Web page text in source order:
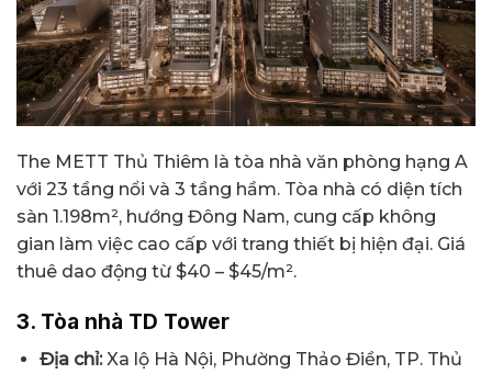
The METT Thủ Thiêm là tòa nhà văn phòng hạng A
với 23 tầng nổi và 3 tầng hầm. Tòa nhà có diện tích
sàn 1.198m², hướng Đông Nam, cung cấp không
gian làm việc cao cấp với trang thiết bị hiện đại. Giá
thuê dao động từ $40 – $45/m².
3. Tòa nhà TD Tower
Địa chỉ:Xa lộ Hà Nội, Phường Thảo Điền, TP. Thủ